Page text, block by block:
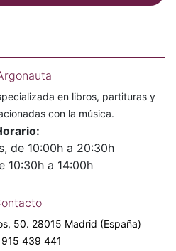
en libros, partituras y
con la música.
de 10:00h a 20:30h
10:30h a 14:00h
50. 28015 Madrid (España)
439 441